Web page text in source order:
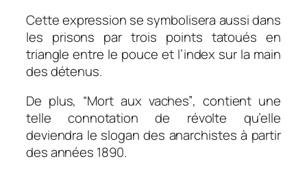
Cette expression se symbolisera aussi dans
les prisons par trois points tatoués en
triangle entre le pouce et l’index sur la main
des détenus.
De plus, “Mort aux vaches”, contient une
telle connotation de révolte qu’elle
deviendra le slogan des anarchistes à partir
des années 1890.